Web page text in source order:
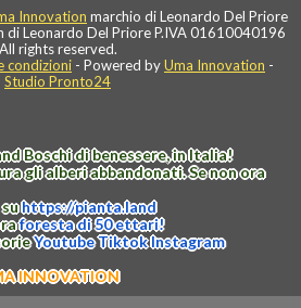
Innovation marchio di Leonardo Del Priore
di Leonardo Del Priore P.IVA 01610040196
All rights reserved.
condizioni - Powered byUma Innovation -
Studio Pronto24
Boschi di benessere, in Italia!
gli alberi abbandonati. Se non ora
suhttps://pianta.land
foresta di 50 ettari!
YoutubeTiktokInstagram
INNOVATION